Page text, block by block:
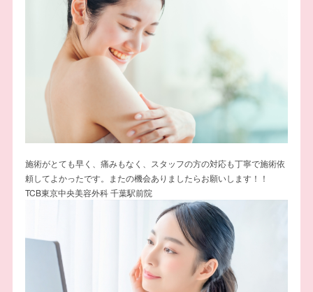
施術がとても早く、痛みもなく、スタッフの方の対応も丁寧で施術依
頼してよかったです。またの機会ありましたらお願いします！！
TCB東京中央美容外科 千葉駅前院